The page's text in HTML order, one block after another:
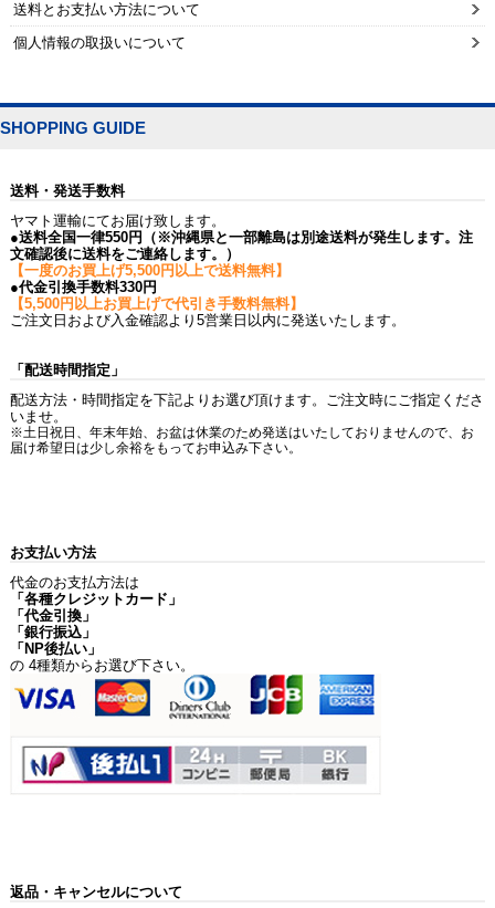
送料とお支払い方法について
個人情報の取扱いについて
SHOPPING GUIDE
送料・発送手数料
ヤマト運輸にてお届け致します。
●送料全国一律550円（※沖縄県と一部離島は別途送料が発生します。注
文確認後に送料をご連絡します。）
【一度のお買上げ5,500円以上で送料無料】
●代金引換手数料330円
【5,500円以上お買上げで代引き手数料無料】
ご注文日および入金確認より5営業日以内に発送いたします。
「配送時間指定」
配送方法・時間指定を下記よりお選び頂けます。ご注文時にご指定くださ
いませ。
※土日祝日、年末年始、お盆は休業のため発送はいたしておりませんので、お
届け希望日は少し余裕をもってお申込み下さい。
お支払い方法
代金のお支払方法は
「各種クレジットカード」
「代金引換」
「銀行振込」
「NP後払い」
の 4種類からお選び下さい。
返品・キャンセルについて